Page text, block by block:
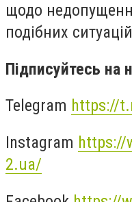
щодо
подібних
Підписуйтесь на
Telegram https://
Instagram https://
2.ua/